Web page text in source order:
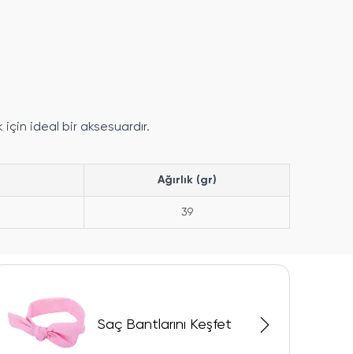
ideal bir aksesuardır.
Ağırlık (gr)
39
Saç Bantlarını Keşfet